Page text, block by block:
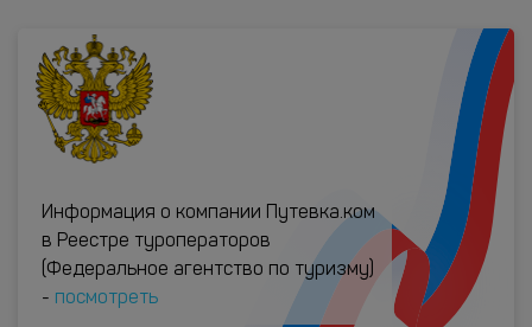
Информация о компании Путевка.ком
в Реестре туроператоров
(Федеральное агентство по туризму)
- посмотреть